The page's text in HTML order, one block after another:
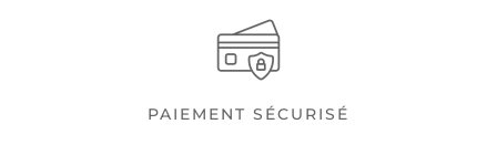
PAIEMENT SÉCURISÉ